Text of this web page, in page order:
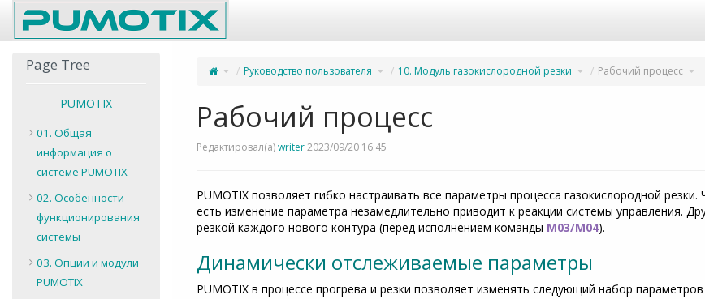
Home
Переключите
родительское
деревоРуководство пользователя Переключите
дерево
иерархии
10. Модуль газокислородной резки Переключите
дерево
иерархии
Рабочий процесс
Рабочий процесс
Редактировал(а)writer2023/09/20 16:45
PUMOTIX позволяет гибко настраивать все параметры процесса газокислородной
есть изменение параметра незамедлительно приводит к реакции системы управления.
резкой каждого нового контура (перед исполнением команды М03/М04).
Динамически отслеживаемые параметры
PUMOTIX в процессе прогрева и резки позволяет изменять следующий набор
Page Tree
PUMOTIX
01. Общая
информация о
системе PUMOTIX
02. Особенности
функционирования
системы
03. Опции и модули
PUMOTIX